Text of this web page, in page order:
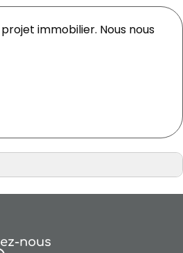
immobilier. Nous nous
nous